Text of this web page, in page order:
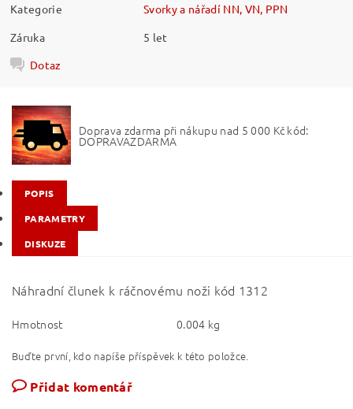
Kategorie
Svorky a nářadí NN, VN, PPN
Záruka
5 let
Dotaz
Doprava zdarma při nákupu nad 5 000 Kč kód:
DOPRAVAZDARMA
POPIS
PARAMETRY
DISKUZE
Náhradní člunek k ráčnovému noži kód 1312
Hmotnost 0.004 kg
Buďte první, kdo napíše příspěvek k této položce.
Přidat komentář